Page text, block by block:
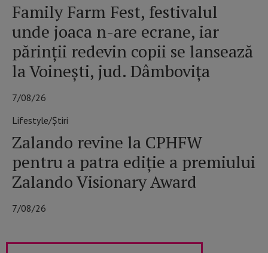
Family Farm Fest, festivalul
unde joaca n-are ecrane, iar
părinții redevin copii se lansează
la Voinești, jud. Dâmbovița
7/08/26
Lifestyle/Știri
Zalando revine la CPHFW
pentru a patra ediție a premiului
Zalando Visionary Award
7/08/26